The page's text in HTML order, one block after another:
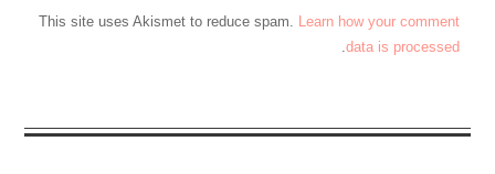
This site uses Akismet to reduce spam. Learn how your comment
data is processed
.